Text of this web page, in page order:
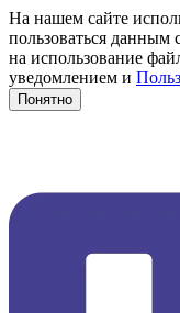
На нашем сайте
пользоваться данным
на использование
уведомлением и
Понятно